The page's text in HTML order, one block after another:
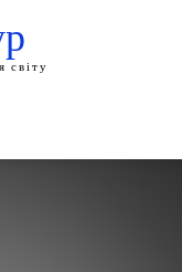
світу